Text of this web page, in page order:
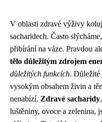
V oblasti zdravé výživy
sacharidech. Často
přibírání na váze. Pravdou
tělo důležitým zdrojem
důležitých funkcích. Důležité
vysokým obsahem živin a
nenabízí. Zdravé sacharidy
luštěniny, ovoce a zelenina,